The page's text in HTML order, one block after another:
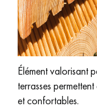
Nos experts sont à
pas dans le
Élément valorisant
terrasses
et confortables.